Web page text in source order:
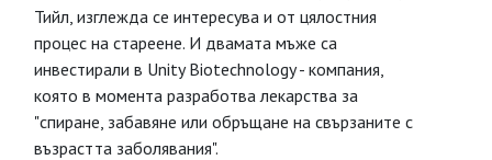
Тийл, изглежда се интересува и от цялостния
процес на стареене. И двамата мъже са
инвестирали в Unity Biotechnology - компания,
която в момента разработва лекарства за
"спиране, забавяне или обръщане на свързаните с
възрастта заболявания".